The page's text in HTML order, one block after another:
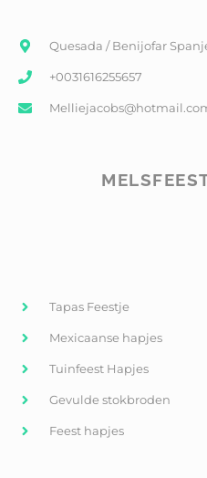
Quesada / Benijofar
+0031616255657
Tapas Feestje
Mexicaanse hapjes
Tuinfeest Hapjes
Gevulde stokbroden
Feest hapjes